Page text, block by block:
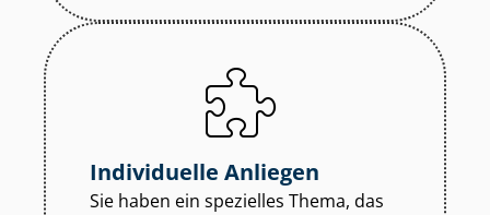
Individuelle Anliegen
Sie haben ein spezielles Thema, das